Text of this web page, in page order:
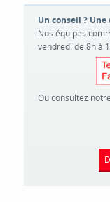
Un conseil ?
Nos équipes
vendredi de 8h à
Ou consultez notre